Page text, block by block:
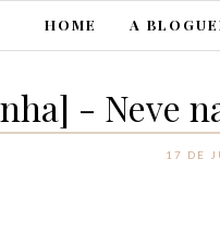
HOME A
- Neve
17 DE